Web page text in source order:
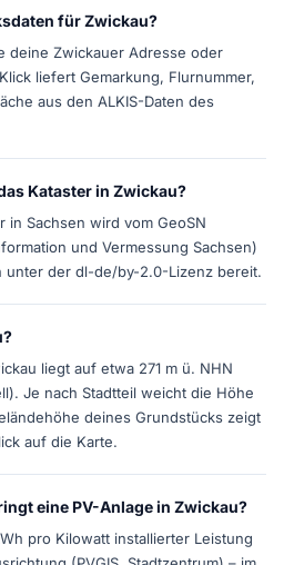
für Zwickau?
deine Zwickauer Adresse oder
liefert Gemarkung, Flurnummer,
aus den ALKIS-Daten des
Kataster in Zwickau?
in Sachsen wird vom GeoSN
und Vermessung Sachsen)
unter der dl-de/by-2.0-Lizenz bereit.
liegt auf etwa 271 m ü. NHN
Je nach Stadtteil weicht die Höhe
deines Grundstücks zeigt
auf die Karte.
eine PV-Anlage in Zwickau?
pro Kilowatt installierter Leistung